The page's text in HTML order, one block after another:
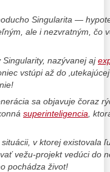
Singularita —
ale i nezvratným, čo
nazývanej aj
vstúpi až do
sa objavuje čoraz
superinteligencia ,
v ktorej existovala
vežu-projekt vedúci do
pochádza život!